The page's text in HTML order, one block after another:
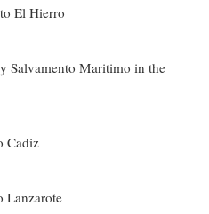
El Hierro
Salvamento Maritimo in the
Cadiz
Lanzarote